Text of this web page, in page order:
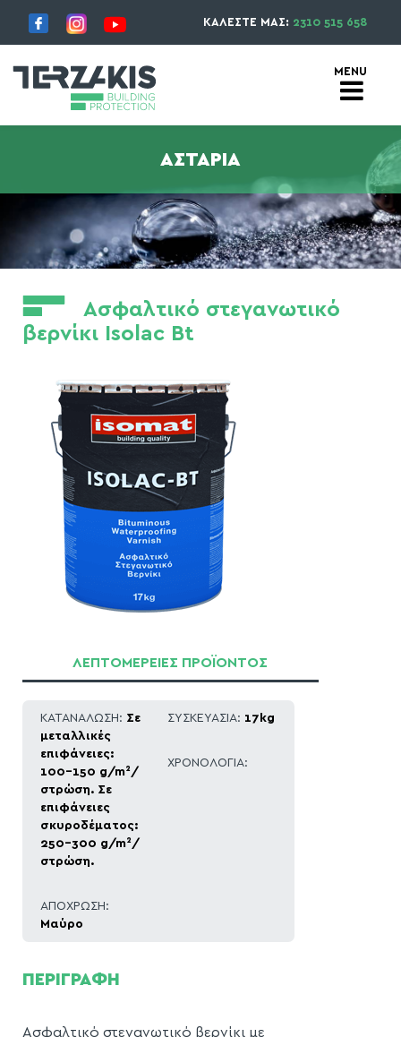
ΚΑΛΕΣΤΕ ΜΑΣ: 2310 515 658
ΑΣΤΆΡΙΑ
Ασφαλτικό στεγανωτικό
βερνίκι Isolac Bt
ΛΕΠΤΟΜΕΡΕΙΕΣ ΠΡΟΪΟΝΤΟΣ
ΚΑΤΑΝΑΛΩΣΗ: Σε
μεταλλικές
επιφάνειες:
100-150 g/m²/
στρώση. Σε
επιφάνειες
σκυροδέματος:
250-300 g/m²/
στρώση.
ΑΠΟΧΡΩΣΗ:
Μαύρο
ΣΥΣΚΕΥΑΣΙΑ: 17kg
ΧΡΟΝΟΛΟΓΙΑ:
ΠΕΡΙΓΡΑΦΗ
Ασφαλτικό στεγανωτικό βερνίκι με